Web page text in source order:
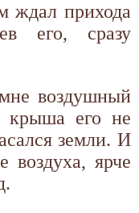
ждал прихода
его, сразу
воздушный
крыша его не
земли. И
воздуха, ярче